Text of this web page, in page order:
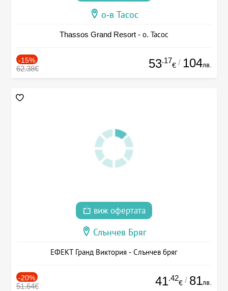
о-в Тасос
Thassos Grand Resort - о. Тасос
-15%
62.38€ 53.17
€ / 104лв.
виж офертата
Слънчев Бряг
ЕФЕКТ Гранд Виктория - Слънчев бряг
-20%
51.64€ 41.42
€ / 81лв.